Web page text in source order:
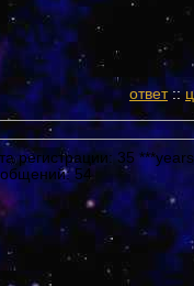
ответ::
регистрации: 35
54